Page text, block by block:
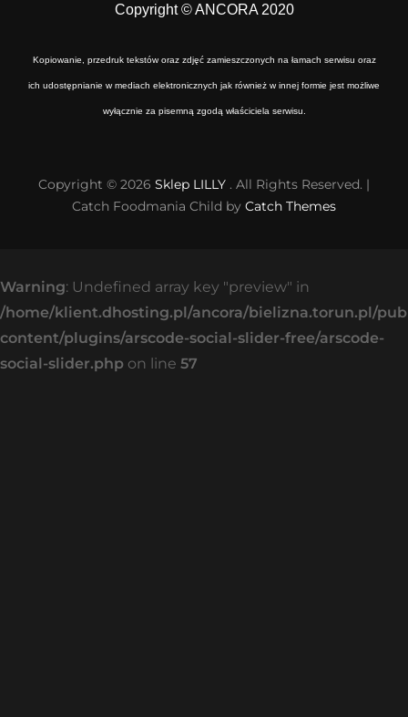
Copyright © ANCORA 2020
Kopiowanie, przedruk tekstów oraz zdjęć zamieszczonych na łamach serwisu oraz
ich udostępnianie w mediach elektronicznych jak również w innej formie jest możliwe
wyłącznie za pisemną zgodą właściciela serwisu.
Copyright © 2026 Sklep LILLY . All Rights Reserved. |
Catch Foodmania Child by Catch Themes
Warning: Undefined array key "preview" in
/home/klient.dhosting.pl/ancora/bielizna.torun.pl/
content/plugins/arscode-social-slider-free/arscode-
social-slider.php on line 57